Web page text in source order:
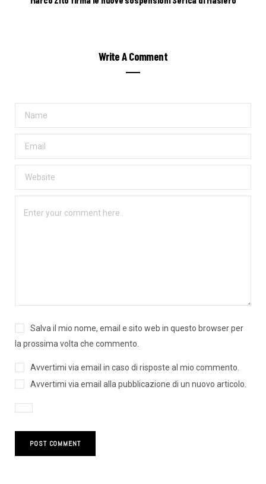
Write A Comment
Salva il mio nome, email e sito web in questo browser per
la prossima volta che commento.
Avvertimi via email in caso di risposte al mio commento.
Avvertimi via email alla pubblicazione di un nuovo articolo.